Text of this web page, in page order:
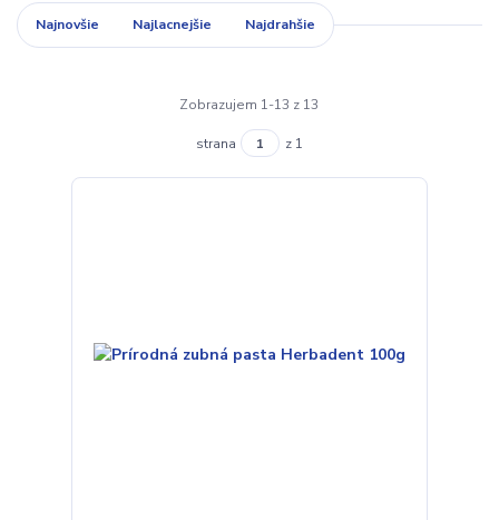
Najnovšie Najlacnejšie Najdrahšie
Zobrazujem 1-13 z 13
strana z 1